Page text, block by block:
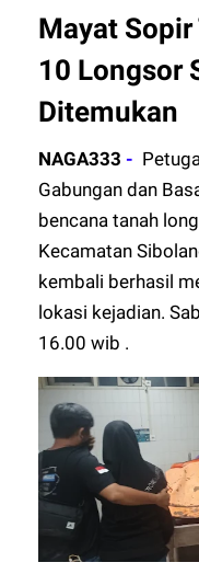
Mayat
10 Longsor
Ditemukan
NAGA333 -
Gabungan dan
bencana tanah
Kecamatan
kembali berhasil
lokasi kejadian.
16.00 wib .